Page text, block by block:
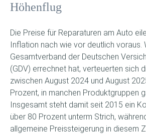
Höhenflug
Die Preise für Reparaturen am Auto
Inflation nach wie vor deutlich voraus.
Gesamtverband der Deutschen
(GDV) errechnet hat, verteuerten sich
zwischen August 2024 und August
Prozent, in manchen Produktgruppen
Insgesamt steht damit seit 2015 ein
über 80 Prozent unterm Strich,
allgemeine Preissteigerung in diesem